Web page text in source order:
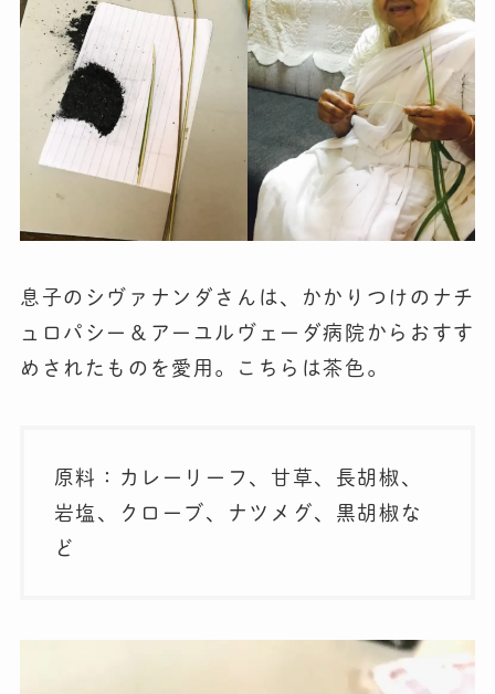
息子のシヴァナンダさんは、かかりつけのナチ
ュロパシー＆アーユルヴェーダ病院からおすす
めされたものを愛用。こちらは茶色。
原料：カレーリーフ、甘草、長胡椒、
岩塩、クローブ、ナツメグ、黒胡椒な
ど